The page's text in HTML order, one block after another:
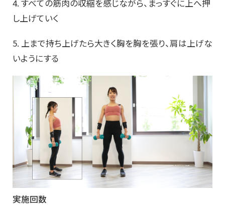
4. すべての筋肉の収縮を感じながら、まっすぐに上へ押
し上げていく
5. 上まで持ち上げたら大きく胸を胸を張り、肩は上げな
いようにする
実施回数